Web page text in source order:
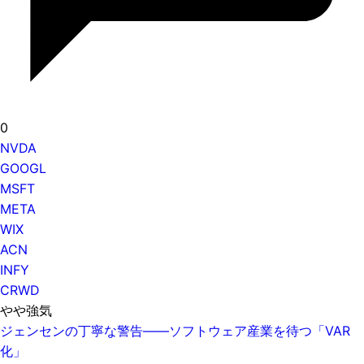
0
NVDA
GOOGL
MSFT
META
WIX
ACN
INFY
CRWD
やや強気
ジェンセンの丁寧な警告——ソフトウェア産業を待つ「VAR
化」